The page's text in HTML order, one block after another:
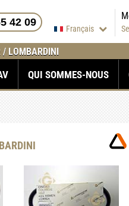
42 09
Français
LOMBARDINI
QUI SOMMES-NOUS